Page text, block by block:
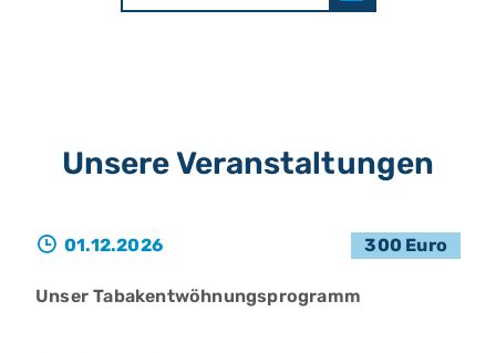
Unsere Veranstaltungen
01.12.2026 300 Euro
Unser Tabakentwöhnungsprogramm